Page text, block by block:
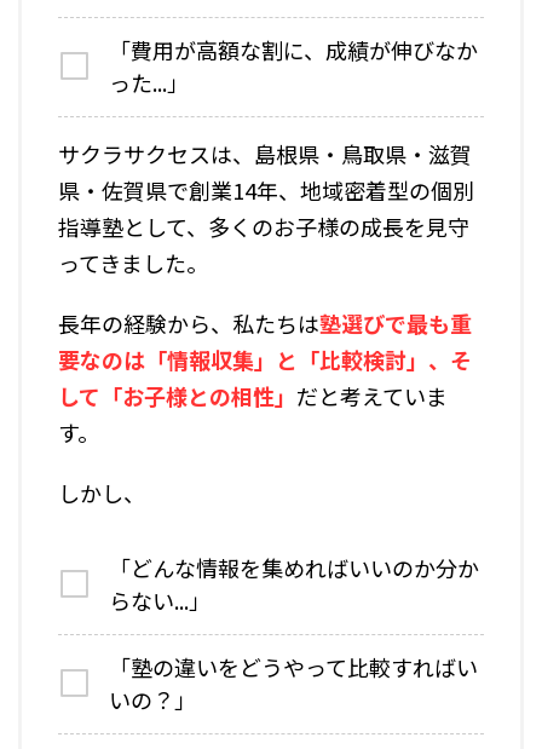
「費用が高額な割に、成績が伸びなか
った...」
サクラサクセスは、島根県・鳥取県・滋賀
県・佐賀県で創業14年、地域密着型の個別
指導塾として、多くのお子様の成長を見守
ってきました。
長年の経験から、私たちは塾選びで最も重
要なのは「情報収集」と「比較検討」、そ
して「お子様との相性」 だと考えていま
す。
しかし、
「どんな情報を集めればいいのか分か
らない...」
「塾の違いをどうやって比較すればい
いの？」